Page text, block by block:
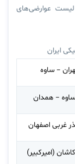
لیست عوارضی‌های
ایران
– ساوه
– همدان
غربی اصفهان
(امیرکبیر)